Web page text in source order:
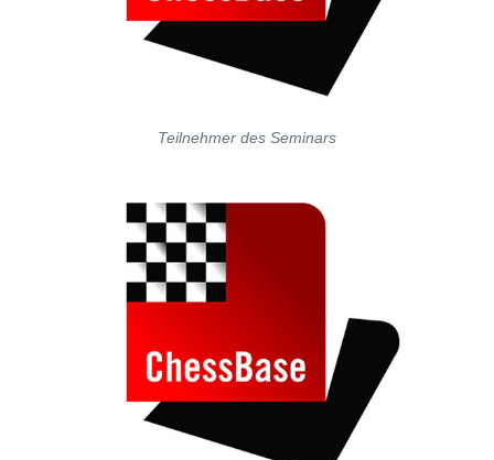
Teilnehmer des Seminars